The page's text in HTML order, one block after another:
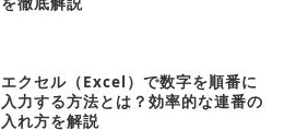
エクセル（Excel）で数字を順番に
入力する方法とは？効率的な連番の
入れ方を解説